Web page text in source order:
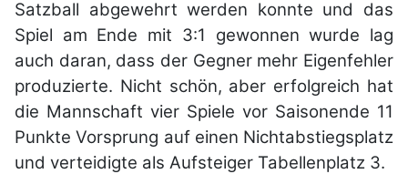
Satzball abgewehrt werden konnte und das
Spiel am Ende mit 3:1 gewonnen wurde lag
auch daran, dass der Gegner mehr Eigenfehler
produzierte. Nicht schön, aber erfolgreich hat
die Mannschaft vier Spiele vor Saisonende 11
Punkte Vorsprung auf einen Nichtabstiegsplatz
und verteidigte als Aufsteiger Tabellenplatz 3.